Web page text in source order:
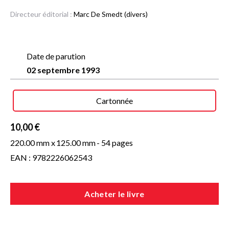
Directeur éditorial : Marc De Smedt (divers)
Date de parution
02 septembre 1993
Cartonnée
10,00 €
220.00 mm x125.00 mm- 54 pages
EAN : 9782226062543
Acheter le livre